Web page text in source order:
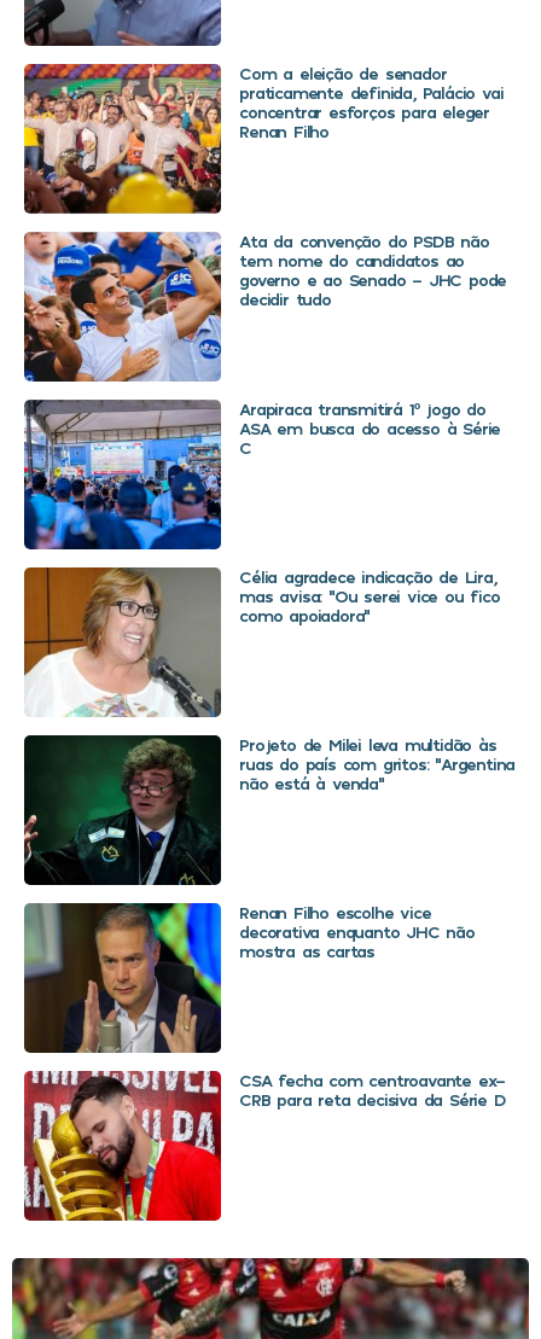
Com a eleição de senador
praticamente definida, Palácio vai
concentrar esforços para eleger
Renan Filho
Ata da convenção do PSDB não
tem nome do candidatos ao
governo e ao Senado – JHC pode
decidir tudo
Arapiraca transmitirá 1º jogo do
ASA em busca do acesso à Série
C
Célia agradece indicação de Lira,
mas avisa: “Ou serei vice ou fico
como apoiadora”
Projeto de Milei leva multidão às
ruas do país com gritos: “Argentina
não está à venda”
Renan Filho escolhe vice
decorativa enquanto JHC não
mostra as cartas
CSA fecha com centroavante ex-
CRB para reta decisiva da Série D